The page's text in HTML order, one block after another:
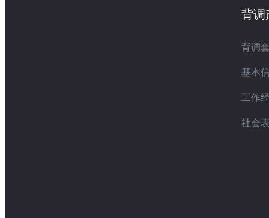
背调
背调
基本
工作
社会